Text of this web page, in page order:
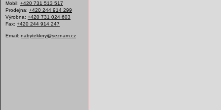
Mobil: +420 731 513 517
Prodejna: +420 244 914 299
Výrobna: +420 731 024 603
Fax: +420 244 914 247
Email: nabytekkny@seznam.cz